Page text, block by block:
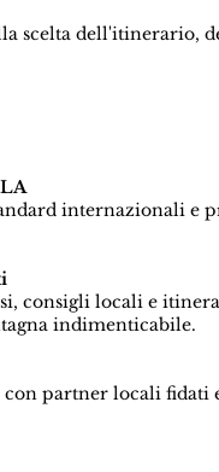
scelta dell'itinerario,
internazionali e
consigli locali e
indimenticabile.
partner locali fidati